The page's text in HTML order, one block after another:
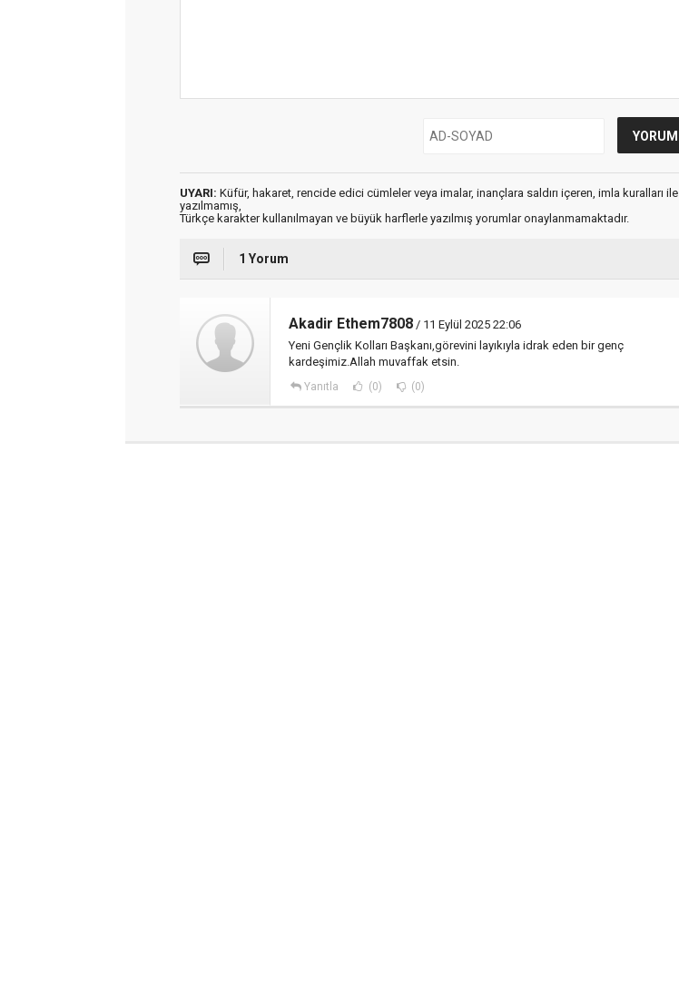
UYARI: Küfür, hakaret, rencide edici cümleler veya imalar, inançlara saldırı içeren, imla kuralları ile
yazılmamış,
Türkçe karakter kullanılmayan ve büyük harflerle yazılmış yorumlar onaylanmamaktadır.
1 Yorum
Akadir Ethem7808 / 11 Eylül 2025 22:06
Yeni Gençlik Kolları Başkanı,görevini layıkıyla idrak eden bir genç
kardeşimiz.Allah muvaffak etsin.
Yanıtla (0) (0)